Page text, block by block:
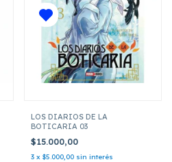
LOS DIARIOS DE LA
BOTICARIA 03
$15.000,00
3 x $5.000,00 sin interés